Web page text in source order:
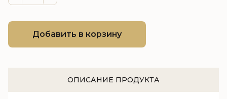
Добавить в корзину
ОПИСАНИЕ ПРОДУКТА